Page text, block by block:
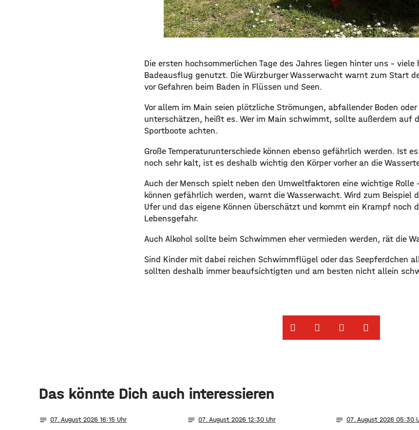
Die ersten hochsommerlichen Tage des Jahres liegen hinter uns – viele
Badeausflug genutzt. Die Würzburger Wasserwacht warnt zum Start
vor Gefahren beim Baden in Flüssen und Seen.
Vor allem im Main seien plötzliche Strömungen, abfallender Boden
unterschätzen, heißt es. Wer im Main schwimmt, sollte außerdem auf
Sportboote achten.
Große Temperaturunterschiede können ebenso gefährlich werden. Ist
noch sehr kalt, ist es deshalb wichtig den Körper vorher an die
Auch der Mensch spielt neben den Umweltfaktoren eine wichtige Rolle
können gefährlich werden, warnt die Wasserwacht. Wird zum Beispiel
Ufer und das eigene Können überschätzt und kommt ein Krampf noch
Lebensgefahr.
Auch Alkohol sollte beim Schwimmen eher vermieden werden, rät die
Sind Kinder mit dabei reichen Schwimmflügel oder das Seepferdchen
sollten deshalb immer beaufsichtigten und am besten nicht allein
Das könnte Dich auch interessieren
notes 07. August 2026 16:15 notes 07. August 2026 12:30 notes 07. August 2026 05:30